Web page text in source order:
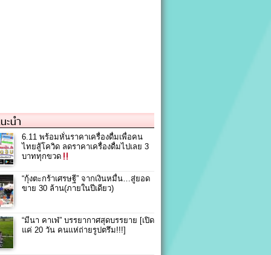
ะนำ
6.11 พร้อมหั่นราคาเครื่องดื่มเพื่อคน
ไทยสู้โควิด ลดราคาเครื่องดื่มไปเลย 3
บาททุกขวด
“กุ้งตะกร้าเศรษฐี” จากเงินหมื่น…สู่ยอด
ขาย 30 ล้าน(ภายในปีเดียว)
“มีนา คาเฟ่” บรรยากาศสุดบรรยาย [เปิด
แค่ 20 วัน คนแห่ถ่ายรูปตรึม!!!]